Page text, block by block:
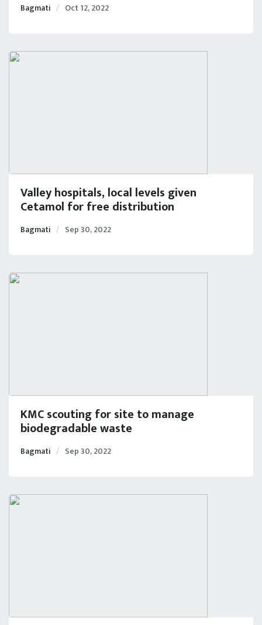
Bagmati Oct 12, 2022
Valley hospitals, local levels given
Cetamol for free distribution
Bagmati Sep 30, 2022
KMC scouting for site to manage
biodegradable waste
Bagmati Sep 30, 2022